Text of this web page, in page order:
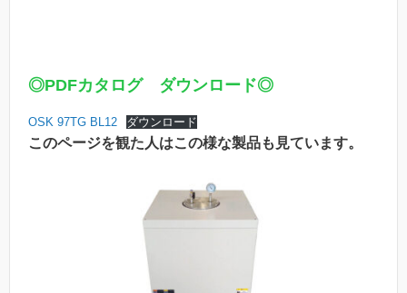
◎PDFカタログ ダウンロード◎
OSK 97TG BL12 ダウンロード
このページを観た人はこの様な製品も見ています。